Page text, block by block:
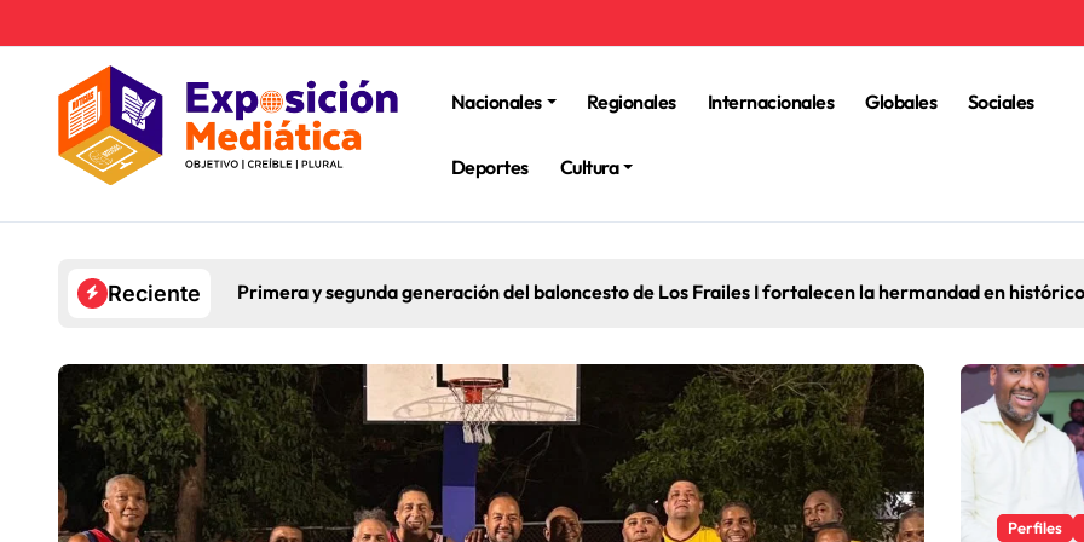
Nacionales
Regionales Internacionales Globales Sociales
Deportes Cultura
Reciente Primera y segunda generación del baloncesto de Los Frailes I fortalecen la hermandad en
Perfiles